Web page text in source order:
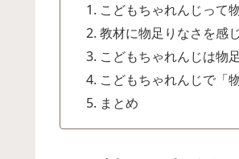
こどもちゃれんじって
教材に物足りなさを感
こどもちゃれんじは物
こどもちゃれんじで「
まとめ